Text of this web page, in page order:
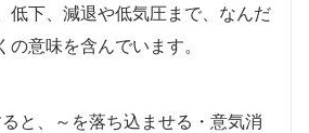
低下、減退や低気圧まで、なんだ
意味を含んでいます。
と、～を落ち込ませる・意気消